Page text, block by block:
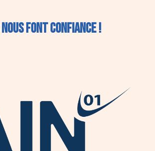
font confiance !